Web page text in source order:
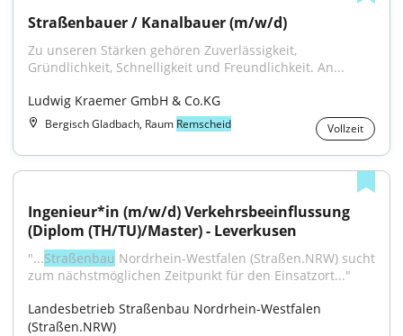
Straßenbauer / Kanalbauer (m/w/d)
Zu unseren Stärken gehören Zuverlässigkeit,
Gründlichkeit, Schnelligkeit und Freundlichkeit. An...
Ludwig Kraemer GmbH & Co.KG
Bergisch Gladbach, Raum Remscheid Vollzeit
Ingenieur*in (m/w/d) Verkehrsbeeinflussung
(Diplom (TH/TU)/Master) - Leverkusen
"...Straßenbau Nordrhein-Westfalen (Straßen.NRW) sucht
zum nächstmöglichen Zeitpunkt für den Einsatzort..."
Landesbetrieb Straßenbau Nordrhein-Westfalen
(Straßen.NRW)